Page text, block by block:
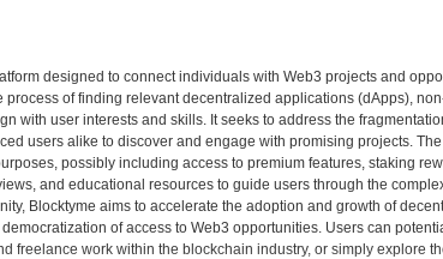
designed to connect individuals with Web3 projects and
of finding relevant decentralized applications (dApps),
with user interests and skills. It seeks to address the
users alike to discover and engage with promising projects.
possibly including access to premium features, staking
and educational resources to guide users through the
Blocktyme aims to accelerate the adoption and growth of
of access to Web3 opportunities. Users can
freelance work within the blockchain industry, or simply explore